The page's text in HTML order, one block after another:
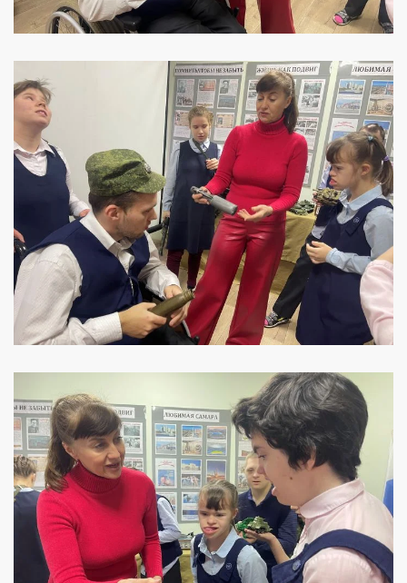
УВЕЛИЧИТЬ
УВЕЛИЧИТЬ